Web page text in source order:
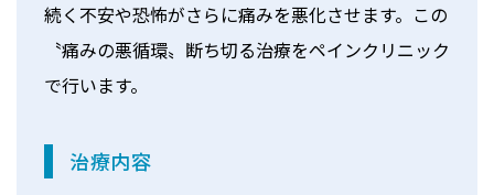
続く不安や恐怖がさらに痛みを悪化させます。この
〝痛みの悪循環〟断ち切る治療をペインクリニック
で行います。
治療内容